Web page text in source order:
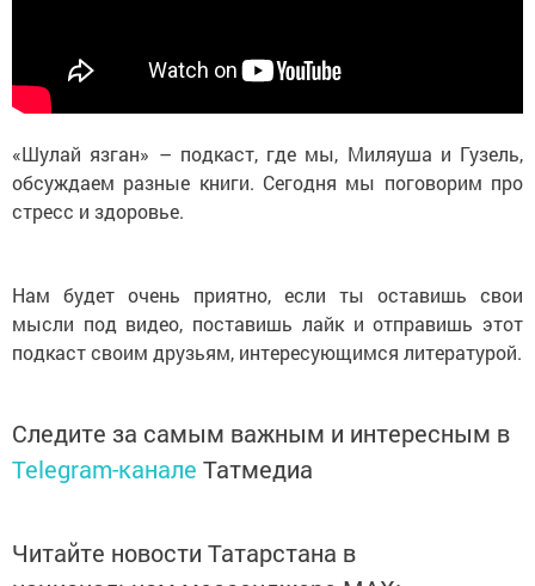
«Шулай язган» – подкаст, где мы, Миляуша и Гузель,
обсуждаем разные книги. Сегодня мы поговорим про
стресс и здоровье.
Нам будет очень приятно, если ты оставишь свои
мысли под видео, поставишь лайк и отправишь этот
подкаст своим друзьям, интересующимся литературой.
Следите за самым важным и интересным в
Telegram-канале Татмедиа
Читайте новости Татарстана в